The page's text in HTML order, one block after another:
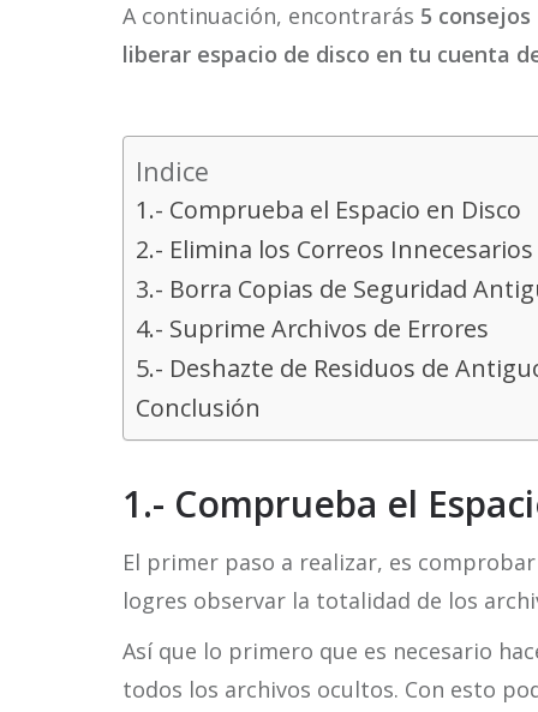
A continuación, encontrarás 5
liberar espacio de disco en tu cuenta
Indice
1.- Comprueba el Espacio en Disco
2.- Elimina los Correos Innecesarios
3.- Borra Copias de Seguridad
4.- Suprime Archivos de Errores
5.- Deshazte de Residuos de
Conclusión
1.- Comprueba el
El primer paso a realizar, es
logres observar la totalidad de los
Así que lo primero que es necesario
todos los archivos ocultos. Con esto